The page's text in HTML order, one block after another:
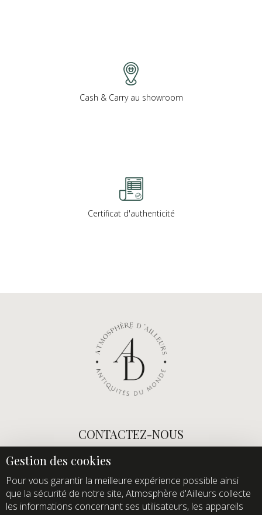
Cash & Carry au showroom
Certificat d'authenticité
CONTACTEZ-NOUS
info@atmospheredailleurs.com
Tel :
+33 (0)1 60 12 68 26
Domaine de Quincampoix
Route de Roussigny
Pour vous garantir la meilleure expérience possible ainsi
que la sécurité de notre site, Atmosphère d'Ailleurs collecte
les informations concernant ses utilisateurs, les appareils